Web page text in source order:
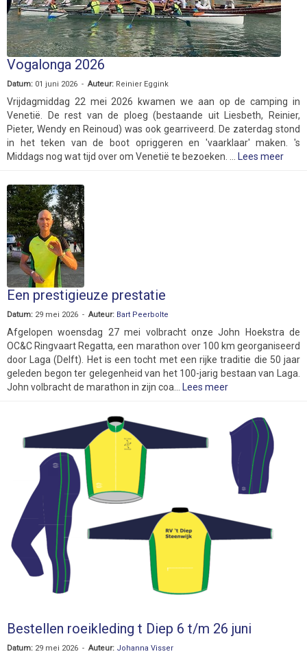
Vogalonga 2026
Datum: 01 juni 2026 -Auteur: Reinier Eggink
Vrijdagmiddag 22 mei 2026 kwamen we aan op de camping in
Venetië. De rest van de ploeg (bestaande uit Liesbeth, Reinier,
Pieter, Wendy en Reinoud) was ook gearriveerd. De zaterdag stond
in het teken van de boot opriggeren en 'vaarklaar' maken. 's
Middags nog wat tijd over om Venetië te bezoeken. ...
Lees meer
Een prestigieuze prestatie
Datum: 29 mei 2026 -Auteur: Bart Peerbolte
Afgelopen woensdag 27 mei volbracht onze John Hoekstra de
OC&C Ringvaart Regatta, een marathon over 100 km georganiseerd
door Laga (Delft). Het is een tocht met een rijke traditie die 50 jaar
geleden begon ter gelegenheid van het 100-jarig bestaan van Laga.
John volbracht de marathon in zijn coa...
Lees meer
Bestellen roeikleding t Diep 6 t/m 26 juni
Datum: 29 mei 2026 -Auteur: Johanna Visser